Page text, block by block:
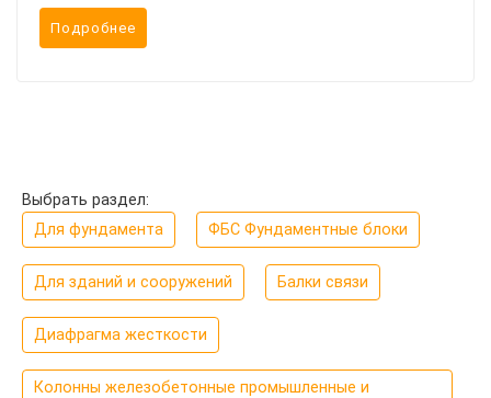
Подробнее
Выбрать раздел:
Для фундамента
ФБС Фундаментные блоки
Для зданий и сооружений Балки связи
Диафрагма жесткости
Колонны железобетонные промышленные и